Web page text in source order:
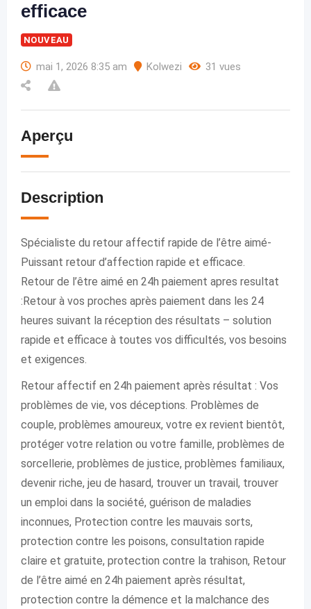
efficace
NOUVEAU
mai 1, 2026 8:35 am Kolwezi 31 vues
Aperçu
Description
Spécialiste du retour affectif rapide de l’être aimé-
Puissant retour d’affection rapide et efficace.
Retour de l’être aimé en 24h paiement apres resultat
:Retour à vos proches après paiement dans les 24
heures suivant la réception des résultats – solution
rapide et efficace à toutes vos difficultés, vos besoins
et exigences.
Retour affectif en 24h paiement après résultat : Vos
problèmes de vie, vos déceptions. Problèmes de
couple, problèmes amoureux, votre ex revient bientôt,
protéger votre relation ou votre famille, problèmes de
sorcellerie, problèmes de justice, problèmes familiaux,
devenir riche, jeu de hasard, trouver un travail, trouver
un emploi dans la société, guérison de maladies
inconnues, Protection contre les mauvais sorts,
protection contre les poisons, consultation rapide
claire et gratuite, protection contre la trahison, Retour
de l’être aimé en 24h paiement après résultat,
protection contre la démence et la malchance des